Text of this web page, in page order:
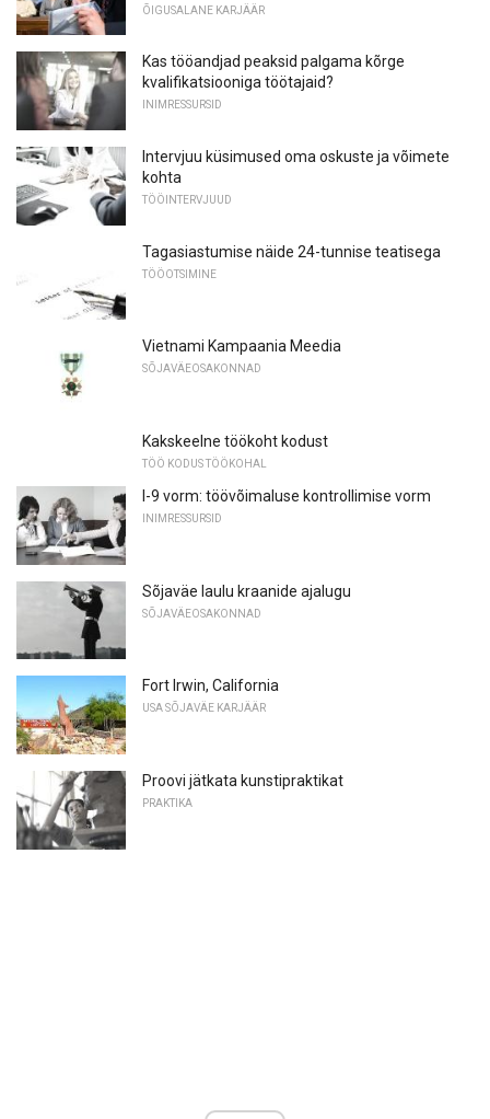
ÕIGUSALANE KARJÄÄR
Kas tööandjad peaksid palgama kõrge
kvalifikatsiooniga töötajaid?
INIMRESSURSID
Intervjuu küsimused oma oskuste ja võimete
kohta
TÖÖINTERVJUUD
Tagasiastumise näide 24-tunnise teatisega
TÖÖOTSIMINE
Vietnami Kampaania Meedia
SÕJAVÄEOSAKONNAD
Kakskeelne töökoht kodust
TÖÖ KODUS TÖÖKOHAL
I-9 vorm: töövõimaluse kontrollimise vorm
INIMRESSURSID
Sõjaväe laulu kraanide ajalugu
SÕJAVÄEOSAKONNAD
Fort Irwin, California
USA SÕJAVÄE KARJÄÄR
Proovi jätkata kunstipraktikat
PRAKTIKA